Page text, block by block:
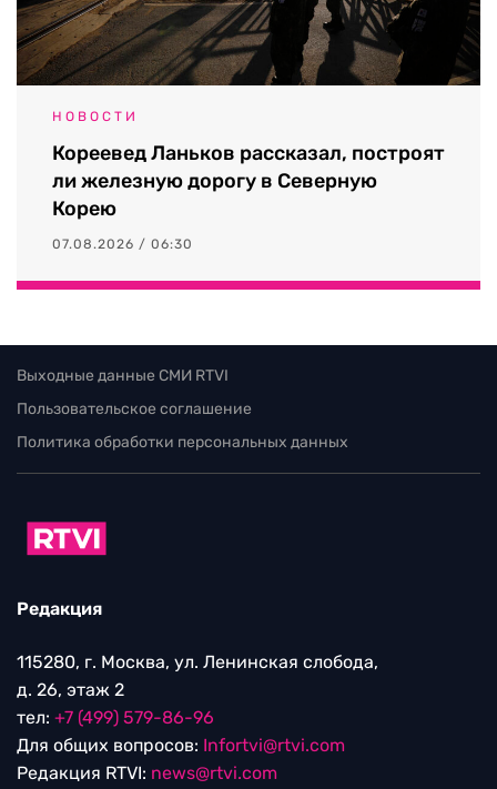
НОВОСТИ
Кореевед Ланьков рассказал, построят
ли железную дорогу в Северную
Корею
07.08.2026 / 06:30
Выходные данные СМИ RTVI
Пользовательское соглашение
Политика обработки персональных данных
Редакция
115280, г. Москва, ул. Ленинская слобода,
д. 26, этаж 2
тел: +7 (499) 579-86-96
Для общих вопросов: Infortvi@rtvi.com
Редакция RTVI: news@rtvi.com